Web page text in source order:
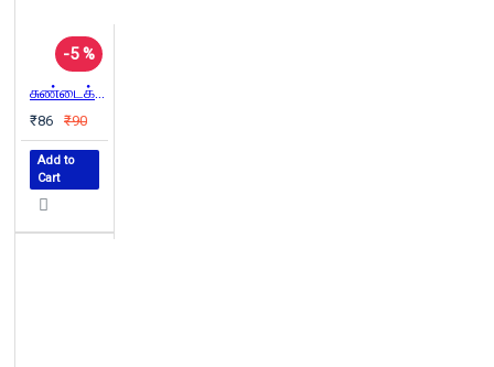
-5 %
சுண்டைக்காய் இளவரசன்
₹86 ₹90
Add to
Cart